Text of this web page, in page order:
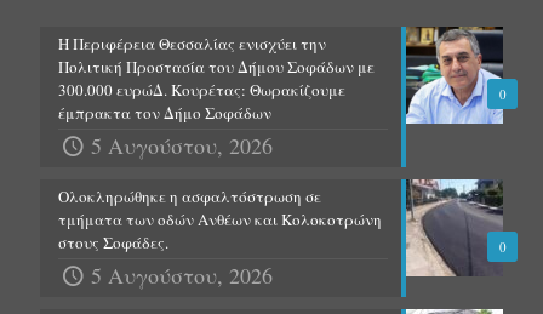
0
Η Περιφέρεια Θεσσαλίας ενισχύει την
Πολιτική Προστασία του Δήμου Σοφάδων με
300.000 ευρώΔ. Κουρέτας: Θωρακίζουμε
έμπρακτα τον Δήμο Σοφάδων
5 Αυγούστου, 2026
0
Ολοκληρώθηκε η ασφαλτόστρωση σε
τμήματα των οδών Ανθέων και Κολοκοτρώνη
στους Σοφάδες.
5 Αυγούστου, 2026